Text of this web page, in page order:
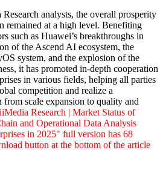
analysts, the overall prosperity
remained at a high level. Benefiting
such as Huawei’s breakthroughs in
of the Ascend AI ecosystem, the
system, and the explosion of the
it has promoted in-depth cooperation
in various fields, helping all parties
competition and realize a
scale expansion to quality and
Research | Market Status of
and Operational Data Analysis
in 2025" full version has 68
button at the bottom of the article